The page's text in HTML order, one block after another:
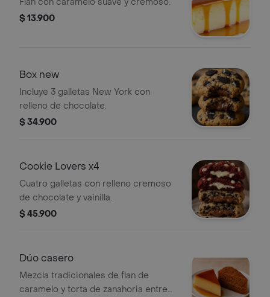
$ 13.900
Box new
Incluye 3 galletas New York con
relleno de chocolate.
$ 34.900
Cookie Lovers x4
Cuatro galletas con relleno cremoso
de chocolate y vainilla.
$ 45.900
Dúo casero
Mezcla tradicionales de flan de
caramelo y torta de zanahoria entre